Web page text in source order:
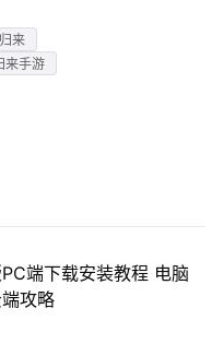
来
来手游
端下载安装教程 电脑
攻略